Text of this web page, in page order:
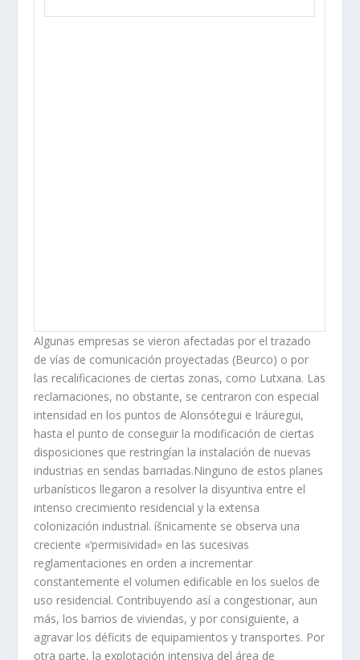
Algunas empresas se vieron afectadas por el trazado
de ví­as de comunicación proyectadas (Beurco) o por
las recalificaciones de ciertas zonas, como Lutxana. Las
reclamaciones, no obstante, se centraron con especial
intensidad en los puntos de Alonsótegui e Iráuregui,
hasta el punto de conseguir la modificación de ciertas
disposiciones que restringí­an la instalación de nuevas
industrias en sendas barriadas.Ninguno de estos planes
urbaní­sticos llegaron a resolver la disyuntiva entre el
intenso crecimiento residencial y la extensa
colonización industrial. íšnicamente se observa una
creciente «‘permisividad» en las sucesivas
reglamentaciones en orden a incrementar
constantemente el volumen edificable en los suelos de
uso residencial. Contribuyendo así­ a congestionar, aun
más, los barrios de viviendas, y por consiguiente, a
agravar los déficits de equipamientos y transportes. Por
otra parte, la explotación intensiva del área de